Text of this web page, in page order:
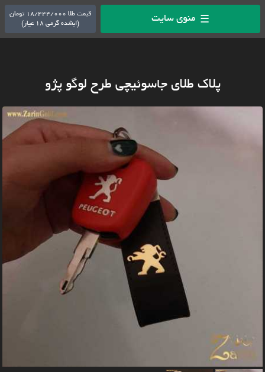
☰ منوی سایت
قیمت طلا 18/444/000 تومان
(ابشده گرمی 18 عیار)
پلاک طلای جاسوئیچی طرح لوگو پژو